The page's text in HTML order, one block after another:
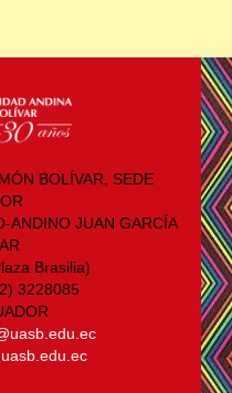
BOLÍVAR, SEDE
ANDINO JUAN GARCÍA
Brasilia)
3228085